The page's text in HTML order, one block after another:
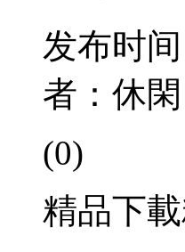
发布时
者：休閑
(0)
精品下